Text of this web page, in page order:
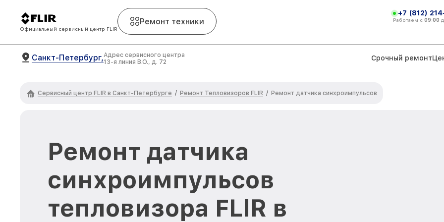
Официальный сервисный центр FLIR
Ремонт техники
+7 (812)
Работаем с 09:00
Санкт-Петербург,Адрес сервисного центра
13-я линия В.О., д. 72
Срочный ремонт
Сервисный центр FLIR в Санкт-Петербурге / Ремонт Тепловизоров FLIR / Ремонт датчика синхроимпульсов
Ремонт датчика
синхроимпульсов
тепловизора FLIR в